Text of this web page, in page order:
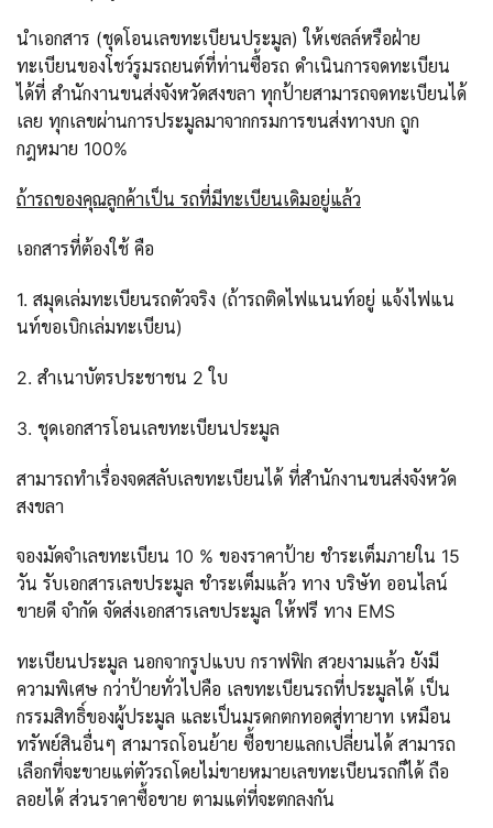
นำเอกสาร (ชุดโอนเลขทะเบียนประมูล) ให้เซลล์หรือฝ่าย
ทะเบียนของโชว์รูมรถยนต์ที่ท่านซื้อรถ ดำเนินการจดทะเบียน
ได้ที่ สำนักงานขนส่งจังหวัดสงขลา ทุกป้ายสามารถจดทะเบียนได้
เลย ทุกเลขผ่านการประมูลมาจากกรมการขนส่งทางบก ถูก
กฎหมาย 100%
ถ้ารถของคุณลูกค้าเป็น รถที่มีทะเบียนเดิมอยู่แล้ว
เอกสารที่ต้องใช้ คือ
1. สมุดเล่มทะเบียนรถตัวจริง (ถ้ารถติดไฟแนนท์อยู่ แจ้งไฟแน
นท์ขอเบิกเล่มทะเบียน)
2. สำเนาบัตรประชาชน 2 ใบ
3. ชุดเอกสารโอนเลขทะเบียนประมูล
สามารถทำเรื่องจดสลับเลขทะเบียนได้ ที่สำนักงานขนส่งจังหวัด
สงขลา
จองมัดจำเลขทะเบียน 10 % ของราคาป้าย ชำระเต็มภายใน 15
วัน รับเอกสารเลขประมูล ชำระเต็มแล้ว ทาง บริษัท ออนไลน์
ขายดี จำกัด จัดส่งเอกสารเลขประมูล ให้ฟรี ทาง EMS
ทะเบียนประมูล นอกจากรูปแบบ กราฟฟิก สวยงามแล้ว ยังมี
ความพิเศษ กว่าป้ายทั่วไปคือ เลขทะเบียนรถที่ประมูลได้ เป็น
กรรมสิทธิ์ของผู้ประมูล และเป็นมรดกตกทอดสู่ทายาท เหมือน
ทรัพย์สินอื่นๆ สามารถโอนย้าย ซื้อขายแลกเปลี่ยนได้ สามารถ
เลือกที่จะขายแต่ตัวรถโดยไม่ขายหมายเลขทะเบียนรถก็ได้ ถือ
ลอยได้ ส่วนราคาซื้อขาย ตามแต่ที่จะตกลงกัน